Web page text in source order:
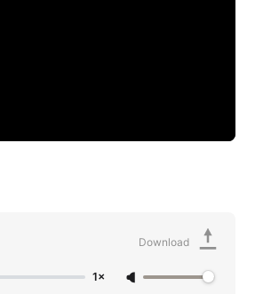
1×
Download